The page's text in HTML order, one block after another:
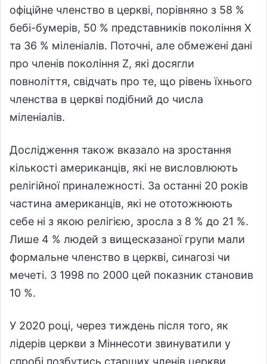
офіційне членство в церкві, порівняно з 58 %
бебі-бумерів, 50 % представників покоління Х
та 36 % міленіалів. Поточні, але обмежені дані
про членів покоління Z, які досягли
повноліття, свідчать про те, що рівень їхнього
членства в церкві подібний до числа
міленіалів.
Дослідження також вказало на зростання
кількості американців, які не висловлюють
релігійної приналежності. За останні 20 років
частина американців, які не ототожнюють
себе ні з якою релігією, зросла з 8 % до 21 %.
Лише 4 % людей з вищесказаної групи мали
формальне членство в церкві, синагозі чи
мечеті. З 1998 по 2000 цей показник становив
10 %.
У 2020 році, через тиждень після того, як
лідерів церкви з Міннесоти звинуватили у
спробі позбутись старших членів церкви